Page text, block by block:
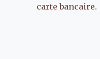
carte bancaire.